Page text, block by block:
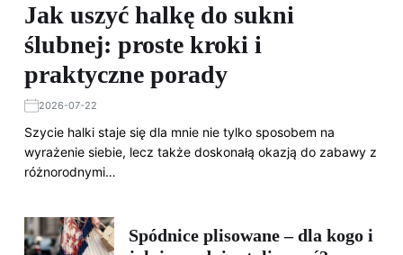
Jak uszyć halkę do sukni
ślubnej: proste kroki i
praktyczne porady
2026-07-22
Szycie halki staje się dla mnie nie tylko sposobem na
wyrażenie siebie, lecz także doskonałą okazją do zabawy z
różnorodnymi…
Spódnice plisowane – dla kogo i